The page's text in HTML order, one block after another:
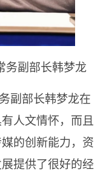
务副部长韩梦龙
副部长韩梦龙在
人文情怀，而且
的创新能力，资
提供了很好的经